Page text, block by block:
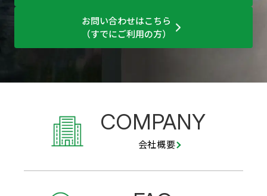
お問い合わせはこちら
（すでにご利用の方）
COMPANY
会社概要